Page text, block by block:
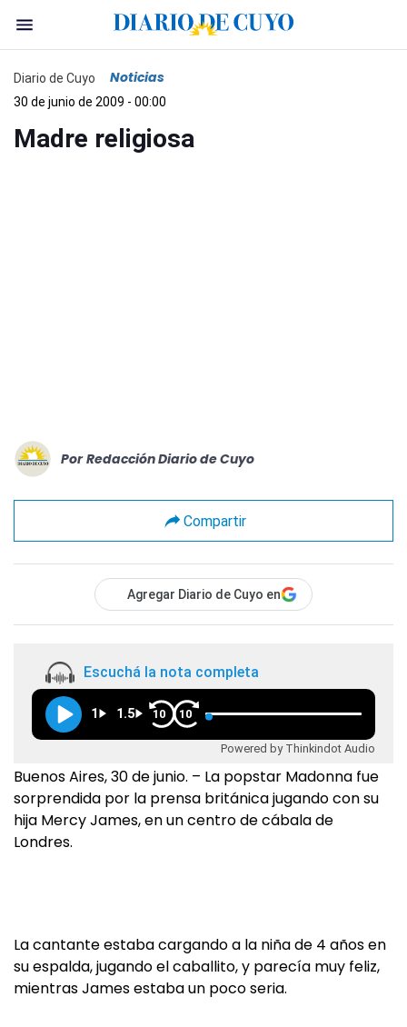
Diario de Cuyo Noticias
30 de junio de 2009 - 00:00
Madre religiosa
Por Redacción Diario de Cuyo
Compartir
Agregar Diario de Cuyo en
Escuchá la nota completa
1 1.5 10 10
Powered by Thinkindot Audio
Buenos Aires, 30 de junio. – La popstar Madonna fue
sorprendida por la prensa británica jugando con su
hija Mercy James, en un centro de cábala de
Londres.
La cantante estaba cargando a la niña de 4 años en
su espalda, jugando el caballito, y parecía muy feliz,
mientras James estaba un poco seria.